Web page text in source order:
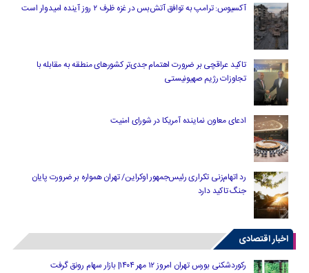
آکسیوس: ترامپ به توافق آتش‌بس در غزه ظرف ۲ روز آینده امیدوار است
تاکید عراقچی بر ضرورت اهتمام جدی‌تر کشورهای منطقه به مقابله با
تجاوزات رژیم صهیونیستی
ادعای معاون نماینده آمریکا در شورای امنیت
رد اتهام‌زنی تکراری رئیس‌جمهور اوکراین/ تهران همواره بر ضرورت پایان
جنگ تاکید دارد
اخبار اقتصادی
رکوردشکنی بورس تهران امروز ۱۲ مهر ۱۴۰۴| بازار سهام رونق گرفت